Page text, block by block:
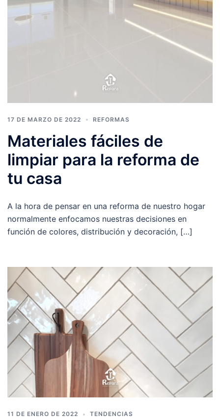
17 DE MARZO DE 2022 REFORMAS
Materiales fáciles de
limpiar para la reforma de
tu casa
A la hora de pensar en una reforma de nuestro hogar
normalmente enfocamos nuestras decisiones en
función de colores, distribución y decoración, […]
11 DE ENERO DE 2022 TENDENCIAS